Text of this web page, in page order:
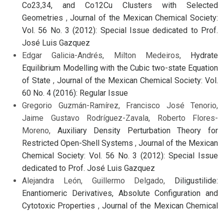
Co23,34, and Co12Cu Clusters with Selected
Geometries ,Journal of the Mexican Chemical Society:
Vol. 56 No. 3 (2012): Special Issue dedicated to Prof.
José Luis Gazquez
Edgar Galicia-Andrés, Milton Medeiros, Hydrate
Equilibrium Modelling with the Cubic two-state Equation
of State , Journal of the Mexican Chemical Society: Vol.
60 No. 4 (2016): Regular Issue
Gregorio Guzmán-Ramírez, Francisco José Tenorio,
Jaime Gustavo Rodríguez-Zavala, Roberto Flores-
Moreno, Auxiliary Density Perturbation Theory for
Restricted Open-Shell Systems , Journal of the Mexican
Chemical Society: Vol. 56 No. 3 (2012): Special Issue
dedicated to Prof. José Luis Gazquez
Alejandra León, Guillermo Delgado, Diligustilide:
Enantiomeric Derivatives, Absolute Configuration and
Cytotoxic Properties , Journal of the Mexican Chemical